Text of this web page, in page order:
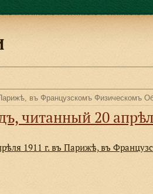
въ Французскомъ Физическомъ
Парижѣ, въ Французскомъ
1911 г. въ Парижѣ, въ